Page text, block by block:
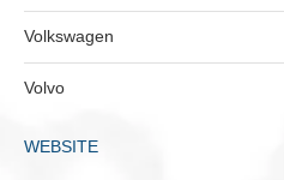
Volkswagen
Volvo
WEBSITE